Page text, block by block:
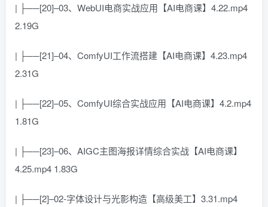
| ├──[20]–03、WebUI电商实战应用【AI电商课】4.22.mp4
2.19G
| ├──[21]–04、ComfyUI工作流搭建【AI电商课】4.23.mp4
2.31G
| ├──[22]–05、ComfyUI综合实战应用【AI电商课】4.2.mp4
1.81G
| ├──[23]–06、AIGC主图海报详情综合实战【AI电商课】
4.25.mp4 1.83G
| ├──[2]–02-字体设计与光影构造【高级美工】3.31.mp4